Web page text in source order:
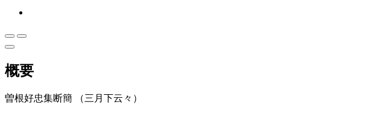
概要
曽根好忠集断簡 （三月下云々）